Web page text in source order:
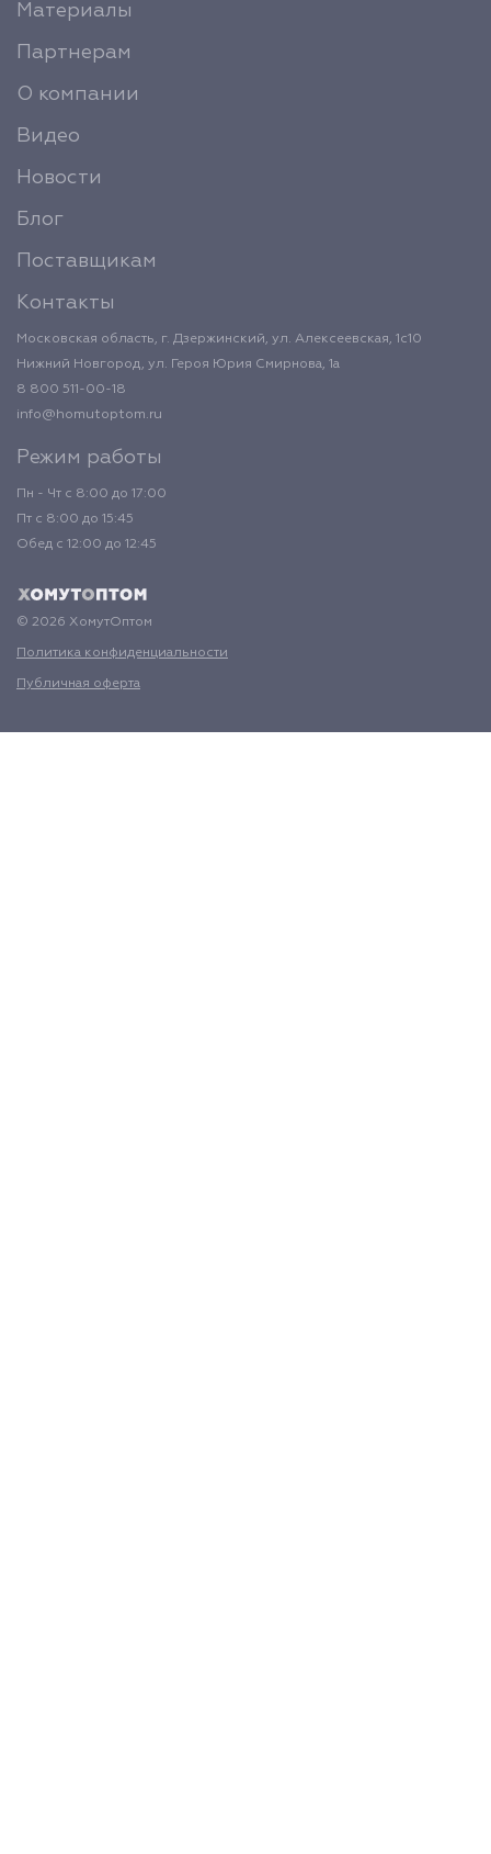
Материалы
Партнерам
О компании
Видео
Новости
Блог
Поставщикам
Контакты
Московская область, г. Дзержинский, ул. Алексеевская, 1с10
Нижний Новгород, ул. Героя Юрия Смирнова, 1а
8 800 511-00-18
info@homutoptom.ru
Режим работы
Пн - Чт с 8:00 до 17:00
Пт с 8:00 до 15:45
Обед с 12:00 до 12:45
© 2026 ХомутОптом
Политика конфиденциальности
Публичная оферта